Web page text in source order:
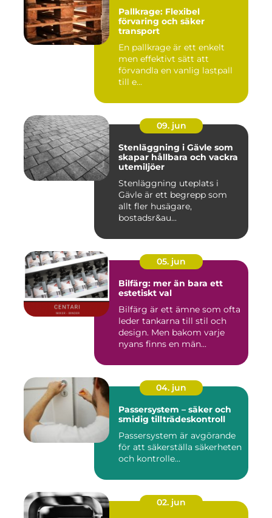
Pallkrage: Flexibel
förvaring och säker
transport
En pallkrage är ett enkelt
men effektivt sätt att
förvandla en vanlig lastpall
till e...
09. jun
Stenläggning i Gävle som
skapar hållbara och vackra
utemiljöer
Stenläggning uteplats i
Gävle är ett begrepp som
allt fler husägare,
bostadsr&au...
05. jun
Bilfärg: mer än bara ett
estetiskt val
Bilfärg är ett ämne som ofta
leder tankarna till stil och
design. Men bakom varje
nyans finns en män...
04. jun
Passersystem – säker och
smidig tillträdeskontroll
Passersystem är avgörande
för att säkerställa säkerheten
och kontrolle...
02. jun